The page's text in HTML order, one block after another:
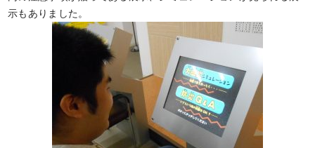
示もありました。